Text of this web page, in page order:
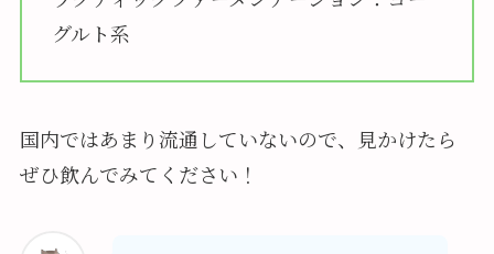
グルト系
国内ではあまり流通していないので、見かけたら
ぜひ飲んでみてください！